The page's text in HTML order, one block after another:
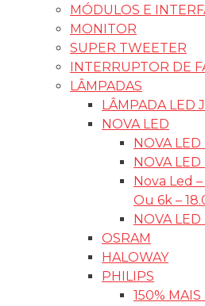
MÓDULOS E
MONITOR
SUPER TWEETER
INTERRUPTOR DE
LÂMPADAS
LÂMPADA LED
NOVA LED
NOVA LED
NOVA LED
Nova Led
Ou 6k –
NOVA
OSRAM
HALOWAY
PHILIPS
150% MAIS